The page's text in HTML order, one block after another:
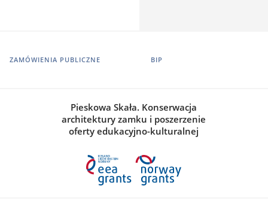
ZAMÓWIENIA PUBLICZNE BIP
Pieskowa Skała. Konserwacja
architektury zamku i poszerzenie
oferty edukacyjno-kulturalnej